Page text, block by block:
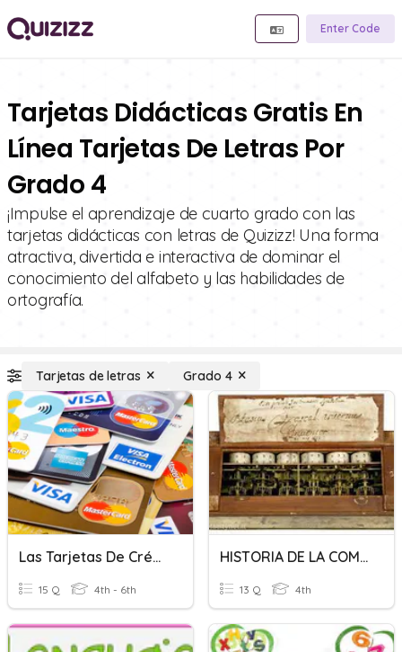
Enter Code
Tarjetas Didácticas Gratis En
Línea Tarjetas De Letras Por
Grado 4
¡Impulse el aprendizaje de cuarto grado con las
tarjetas didácticas con letras de Quizizz! Una forma
atractiva, divertida e interactiva de dominar el
conocimiento del alfabeto y las habilidades de
ortografía.
Tarjetas de letras Grado 4
Las Tarjetas De Créditos
15 Q 4th - 6th
HISTORIA DE LA COMPUTADORA
13 Q 4th